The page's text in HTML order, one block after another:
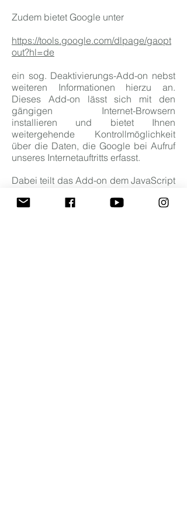
Zudem bietet Google unter
https://tools.google.com/dlpage/gaopt
out?hl=de
ein sog. Deaktivierungs-Add-on nebst
weiteren Informationen hierzu an.
Dieses Add-on lässt sich mit den
gängigen Internet-Browsern
installieren und bietet Ihnen
weitergehende Kontrollmöglichkeit
über die Daten, die Google bei Aufruf
unseres Internetauftritts erfasst.
Dabei teilt das Add-on dem JavaScript
Informationen zum Besuch unseres